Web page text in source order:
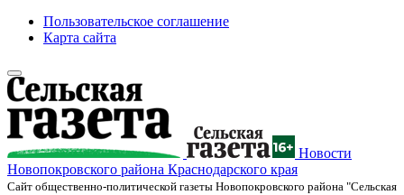
Пользовательское соглашение
Карта сайта
Новости
Новопокровского района Краснодарского края
Cайт общественно-политической газеты Новопокровского района "Сельская